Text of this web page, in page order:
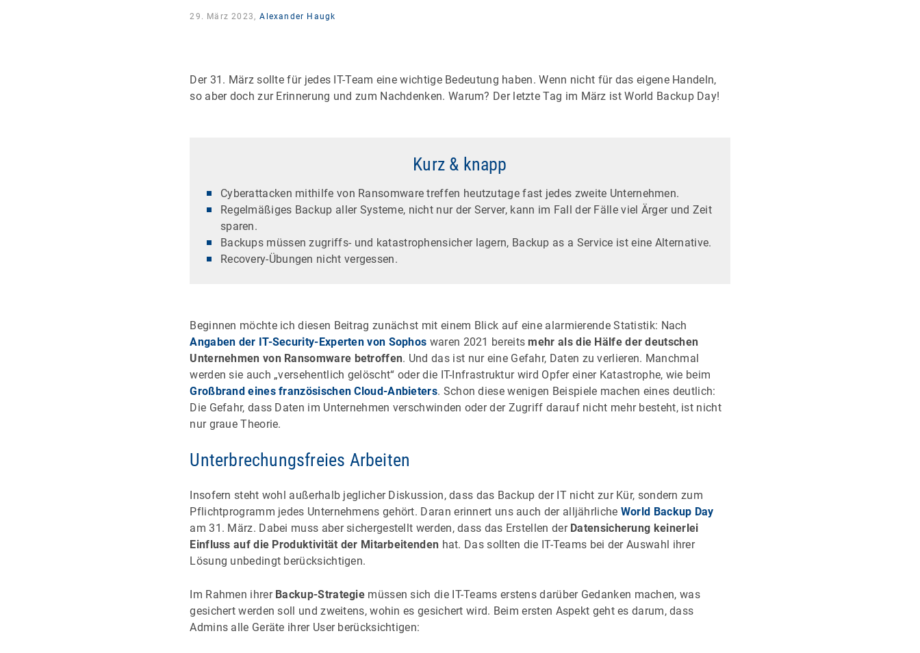
29. März 2023, Alexander Haugk
Der 31. März sollte für jedes IT-Team eine wichtige Bedeutung haben. Wenn nicht für das eigene Handeln,
so aber doch zur Erinnerung und zum Nachdenken. Warum? Der letzte Tag im März ist World Backup Day!
Kurz & knapp
Cyberattacken mithilfe von Ransomware treffen heutzutage fast jedes zweite Unternehmen.
Regelmäßiges Backup aller Systeme, nicht nur der Server, kann im Fall der Fälle viel Ärger und Zeit
sparen.
Backups müssen zugriffs- und katastrophensicher lagern, Backup as a Service ist eine Alternative.
Recovery-Übungen nicht vergessen.
Beginnen möchte ich diesen Beitrag zunächst mit einem Blick auf eine alarmierende Statistik: Nach
Angaben der IT-Security-Experten von Sophos waren 2021 bereits mehr als die Hälfe der deutschen
Unternehmen von Ransomware betroffen. Und das ist nur eine Gefahr, Daten zu verlieren. Manchmal
werden sie auch „versehentlich gelöscht“ oder die IT-Infrastruktur wird Opfer einer Katastrophe, wie beim
Großbrand eines französischen Cloud-Anbieters. Schon diese wenigen Beispiele machen eines deutlich:
Die Gefahr, dass Daten im Unternehmen verschwinden oder der Zugriff darauf nicht mehr besteht, ist nicht
nur graue Theorie.
Unterbrechungsfreies Arbeiten
Insofern steht wohl außerhalb jeglicher Diskussion, dass das Backup der IT nicht zur Kür, sondern zum
Pflichtprogramm jedes Unternehmens gehört. Daran erinnert uns auch der alljährliche World Backup Day
am 31. März. Dabei muss aber sichergestellt werden, dass das Erstellen der Datensicherung keinerlei
Einfluss auf die Produktivität der Mitarbeitenden hat. Das sollten die IT-Teams bei der Auswahl ihrer
Lösung unbedingt berücksichtigen.
Im Rahmen ihrer Backup-Strategie müssen sich die IT-Teams erstens darüber Gedanken machen, was
gesichert werden soll und zweitens, wohin es gesichert wird. Beim ersten Aspekt geht es darum, dass
Admins alle Geräte ihrer User berücksichtigen: